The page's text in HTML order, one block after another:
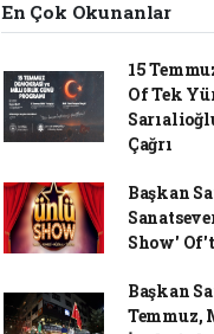
En Çok Okunanlar
15
Of Tek
Çağrı
Başkan
Show'
Başkan